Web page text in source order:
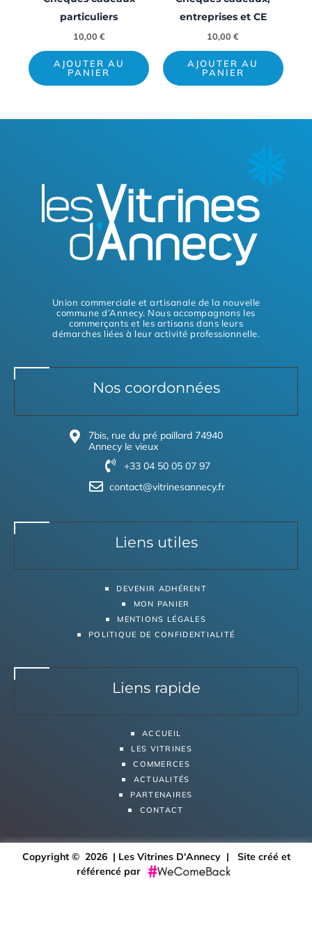
particuliers
10,00 €
AJOUTER AU
PANIER
entreprises et CE
10,00€
AJOUTER AU
PANIER
Union commerciale et artisanale de la nouvelle
commune d’Annecy. Nous accompagnons les
commerçants et les artisans dans leurs
démarches liées à leur activité professionnelle.
Nos coordonnées
7bis, rue du pré paillard 74940
Annecy le vieux
+33 04 50 05 07 97
contact@vitrinesannecy.fr
Liens utiles
DEVENIR ADHÉRENT
MON PANIER
MENTIONS LÉGALES
POLITIQUE DE CONFIDENTIALITÉ
Liens rapide
ACCUEIL
LES VITRINES
COMMERCES
ACTUALITÉS
PARTENAIRES
CONTACT
Copyright © 2026 | Les Vitrines D'Annecy | Site créé et
référencé par